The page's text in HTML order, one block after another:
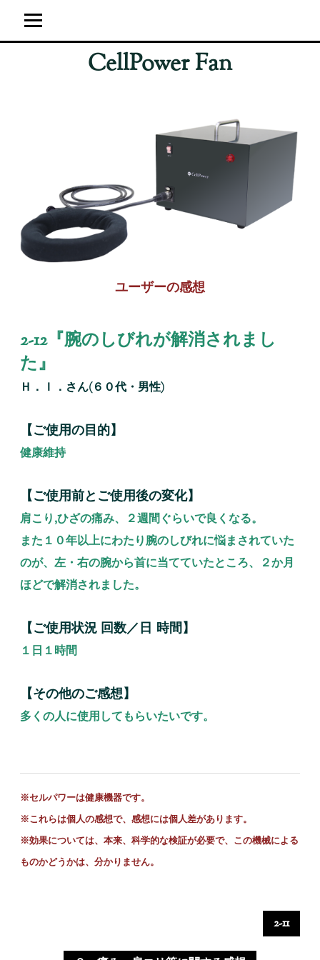
CellPower Fan
ユーザーの感想
2-12『腕のしびれが解消されまし
た』
Ｈ．Ｉ．さん(６０代・男性)
【ご使用の目的】
健康維持
【ご使用前とご使用後の変化】
肩こり,ひざの痛み、２週間ぐらいで良くなる。
また１０年以上にわたり腕のしびれに悩まされていた
のが、左・右の腕から首に当てていたところ、２か月
ほどで解消されました。
【ご使用状況 回数／日 時間】
１日１時間
【その他のご感想】
多くの人に使用してもらいたいです。
※セルパワーは健康機器です。
※これらは個人の感想で、感想には個人差があります。
※効果については、本来、科学的な検証が必要で、この機械による
ものかどうかは、分かりません。
2-11